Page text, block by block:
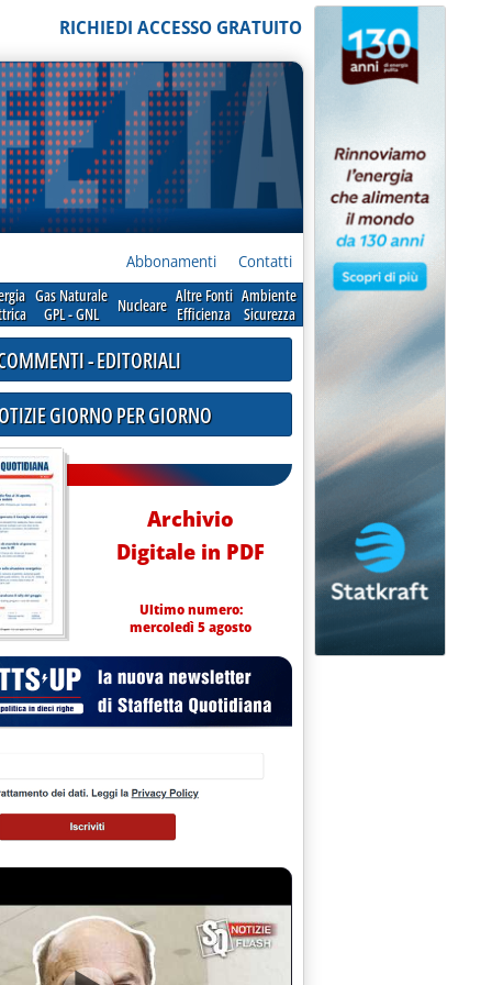
RICHIEDI ACCESSO GRATUITO
Abbonamenti Contatti
Gas Naturale
GPL - GNL
Nucleare Altre Fonti
Efficienza
Ambiente
Sicurezza
2001 alle 14.33.
- EDITORIALI
GIORNO PER GIORNO
Archivio
Digitale in PDF
Ultimo numero:
mercoledì 5 agosto